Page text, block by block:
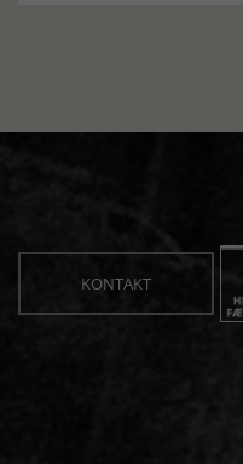
KONTAKT